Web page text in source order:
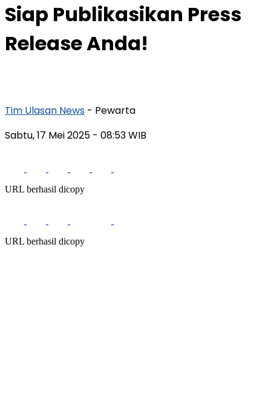
Siap Publikasikan Press
Release Anda!
Tim Ulasan News - Pewarta
Sabtu, 17 Mei 2025 - 08:53 WIB
URL berhasil dicopy
URL berhasil dicopy